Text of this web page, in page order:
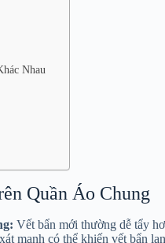
Nhau
Quần Áo Chung
Vết bẩn mới thường dễ tẩy
mạnh có thể khiến vết bẩn